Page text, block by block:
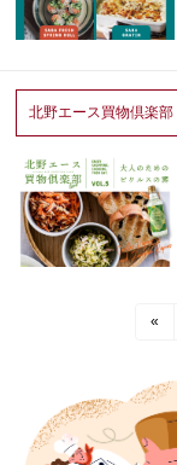
北野エース買物倶楽部
«